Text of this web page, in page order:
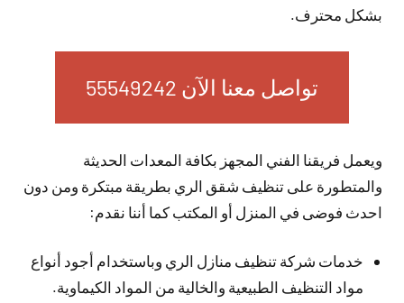
بشكل محترف.
تواصل معنا الآن 55549242
ويعمل فريقنا الفني المجهز بكافة المعدات الحديثة
والمتطورة على تنظيف شقق الري بطريقة مبتكرة ومن دون
احدث فوضى في المنزل أو المكتب كما أننا نقدم:
خدمات شركة تنظيف منازل الري وباستخدام أجود أنواع
مواد التنظيف الطبيعية والخالية من المواد الكيماوية.